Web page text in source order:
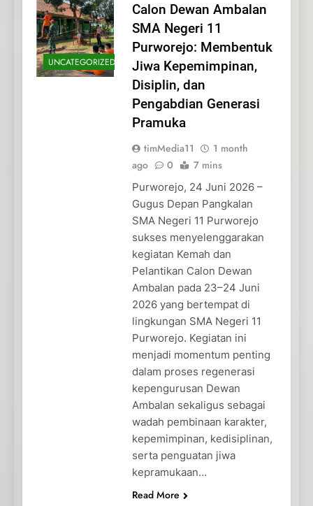
UNCATEGORIZED
Calon Dewan Ambalan
SMA Negeri 11
Purworejo: Membentuk
Jiwa Kepemimpinan,
Disiplin, dan
Pengabdian Generasi
Pramuka
timMedia11
1 month
ago
0 7 mins
Purworejo, 24 Juni 2026 –
Gugus Depan Pangkalan
SMA Negeri 11 Purworejo
sukses menyelenggarakan
kegiatan Kemah dan
Pelantikan Calon Dewan
Ambalan pada 23–24 Juni
2026 yang bertempat di
lingkungan SMA Negeri 11
Purworejo. Kegiatan ini
menjadi momentum penting
dalam proses regenerasi
kepengurusan Dewan
Ambalan sekaligus sebagai
wadah pembinaan karakter,
kepemimpinan, kedisiplinan,
serta penguatan jiwa
kepramukaan…
Read More